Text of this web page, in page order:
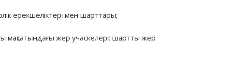
ерекшеліктері мен шарттары;
мақсатындағы жер учаскелері: шартты жер